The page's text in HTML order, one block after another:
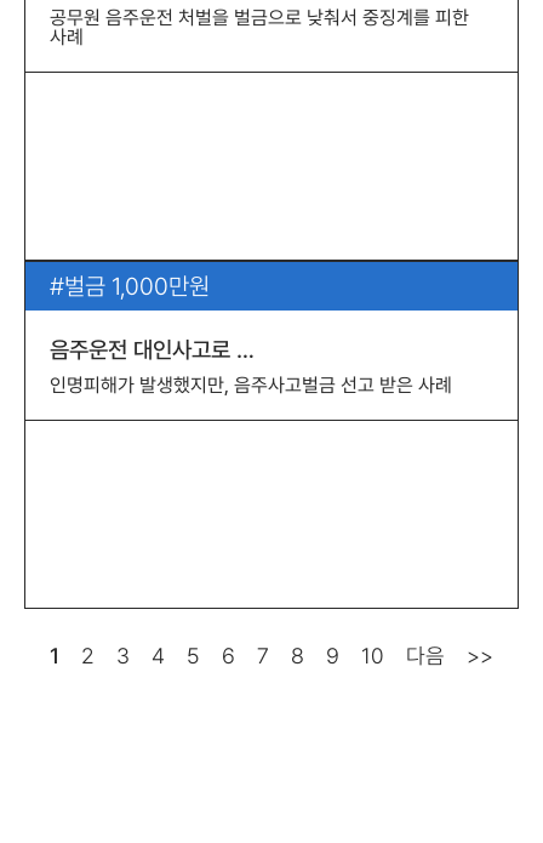
공무원 음주운전 처벌을 벌금으로 낮춰서 중징계를 피한
사례
벌금 1,000만원
음주운전 대인사고로 …
인명피해가 발생했지만, 음주사고벌금 선고 받은 사례
1 2 3 4 5 6 7 8 9 10 다음 >>